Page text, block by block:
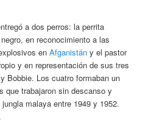
a dos perros: la perrita
en reconocimiento a las
enAfganistán y el pastor
y en representación de sus tres
Bobbie. Los cuatro formaban un
que trabajaron sin descanso y
malaya entre 1949 y 1952.